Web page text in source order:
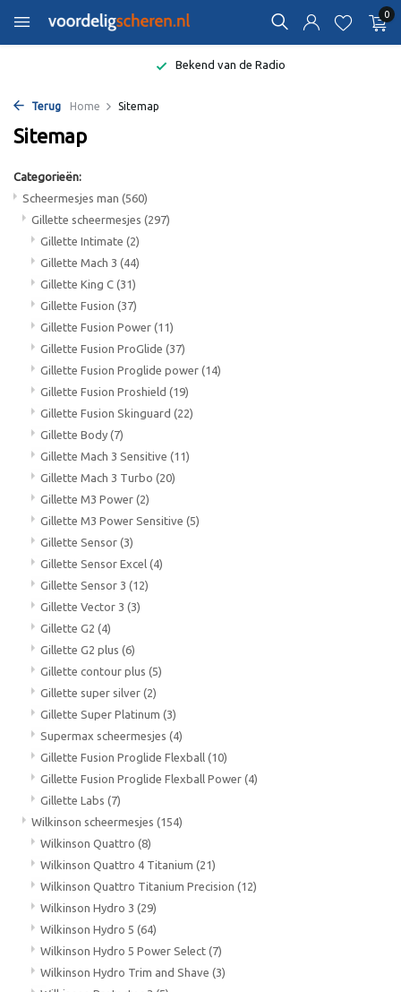
0
Bekend van de Radio
Terug Home Sitemap
Sitemap
Categorieën:
Scheermesjes man (560)
Gillette scheermesjes (297)
Gillette Intimate (2)
Gillette Mach 3 (44)
Gillette King C (31)
Gillette Fusion (37)
Gillette Fusion Power (11)
Gillette Fusion ProGlide (37)
Gillette Fusion Proglide power (14)
Gillette Fusion Proshield (19)
Gillette Fusion Skinguard (22)
Gillette Body (7)
Gillette Mach 3 Sensitive (11)
Gillette Mach 3 Turbo (20)
Gillette M3 Power (2)
Gillette M3 Power Sensitive (5)
Gillette Sensor (3)
Gillette Sensor Excel (4)
Gillette Sensor 3 (12)
Gillette Vector 3 (3)
Gillette G2 (4)
Gillette G2 plus (6)
Gillette contour plus (5)
Gillette super silver (2)
Gillette Super Platinum (3)
Supermax scheermesjes (4)
Gillette Fusion Proglide Flexball (10)
Gillette Fusion Proglide Flexball Power (4)
Gillette Labs (7)
Wilkinson scheermesjes (154)
Wilkinson Quattro (8)
Wilkinson Quattro 4 Titanium (21)
Wilkinson Quattro Titanium Precision (12)
Wilkinson Hydro 3 (29)
Wilkinson Hydro 5 (64)
Wilkinson Hydro 5 Power Select (7)
Wilkinson Hydro Trim and Shave (3)